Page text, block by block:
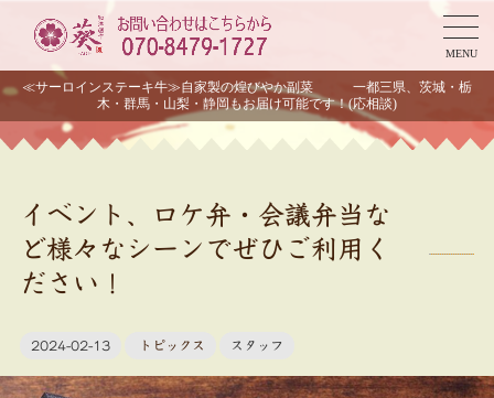
MENU
≪サーロインステーキ牛≫自家製の煌びやか副菜 一都三県、茨城・栃
木・群馬・山梨・静岡もお届け可能です！(応相談)
イベント、ロケ弁・会議弁当な
ど様々なシーンでぜひご利用く
ださい！
2024-02-13 トピックス スタッフ